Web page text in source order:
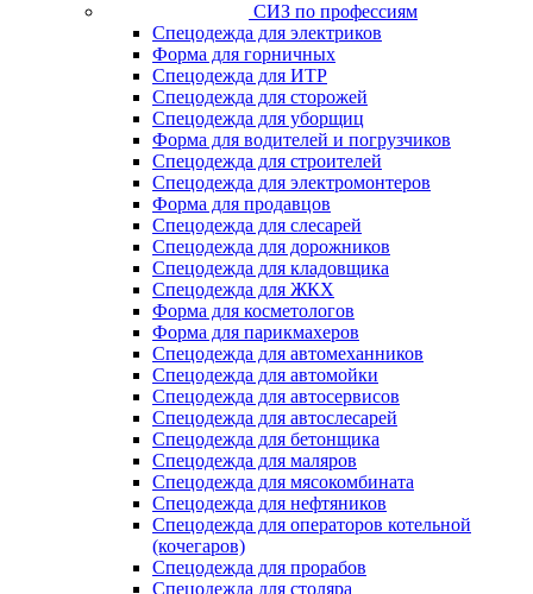
СИЗ по профессиям
Спецодежда для электриков
Форма для горничных
Спецодежда для ИТР
Спецодежда для сторожей
Спецодежда для уборщиц
Форма для водителей и погрузчиков
Спецодежда для строителей
Спецодежда для электромонтеров
Форма для продавцов
Спецодежда для слесарей
Спецодежда для дорожников
Спецодежда для кладовщика
Спецодежда для ЖКХ
Форма для косметологов
Форма для парикмахеров
Спецодежда для автомеханников
Спецодежда для автомойки
Спецодежда для автосервисов
Спецодежда для автослесарей
Спецодежда для бетонщика
Спецодежда для маляров
Спецодежда для мясокомбината
Спецодежда для нефтяников
Спецодежда для операторов котельной
(кочегаров)
Спецодежда для прорабов
Спецодежда для столяра